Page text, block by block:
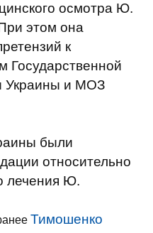
осмотра Ю.
этом она
к
Государственной
Украины и МОЗ
были
относительно
лечения Ю.
Тимошенко